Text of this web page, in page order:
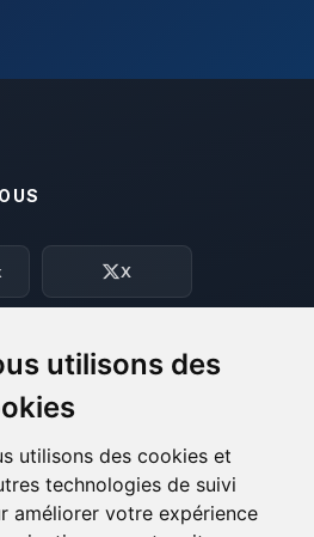
utilisons des
utilisons des cookies et
technologies de suivi
améliorer votre expérience
X
pour me parler !
ton petit assistant
moi ce dont tu as besoin
mes petits circuits